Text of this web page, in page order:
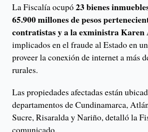
La Fiscalía ocupó23 bienes
65.900 millones de pesos
contratistas y a la exministra Karen
implicados en el fraude al Estado en
proveer la conexión de internet a más
rurales.
Las propiedades afectadas están
departamentos de Cundinamarca,
Sucre, Risaralda y Nariño, detalló la